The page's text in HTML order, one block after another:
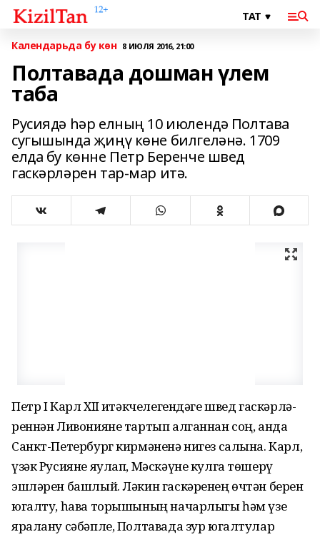
Календарьда бу көн 8 ИЮЛЯ 2016, 21:00
Полтавада дошман үлем
таба
Русиядә һәр елның 10 июлендә Полтава
сугышында җиңү көне билгеләнә. 1709
елда бу көнне Петр Беренче швед
гаскәрләрен тар-мар итә.
Петр I Карл XII җитәкчелегендәге швед гаскәрлә­
реннән Ливонияне тартып алганнан соң, анда
Санкт-Петербург кирмәненә нигез салына. Карл,
үзәк Русияне яулап, Мәскәүне кулга төшерү
эшләрен башлый. Ләкин гаскәренең өчтән берен
югалту, һава торышы­ның начарлыгы һәм үзе
яралану сәбәпле, Полтавада зур югалтулар